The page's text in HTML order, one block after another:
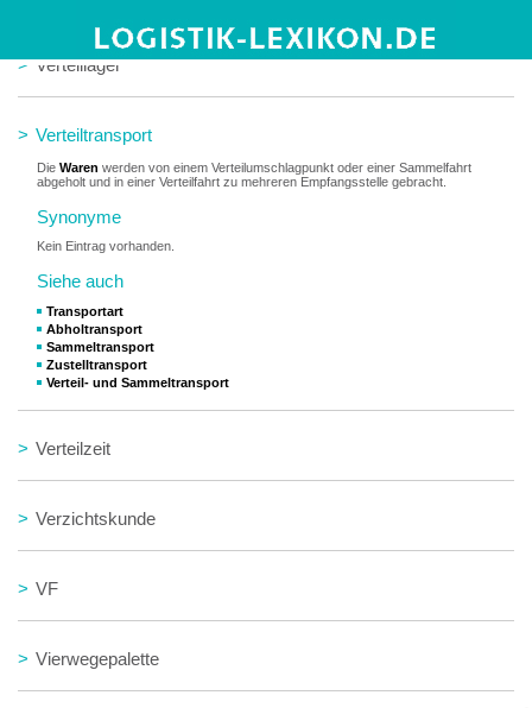
> Verteillager
> Verteiltransport
Die Waren werden von einem Verteilumschlagpunkt oder einer Sammelfahrt
abgeholt und in einer Verteilfahrt zu mehreren Empfangsstelle gebracht.
Synonyme
Kein Eintrag vorhanden.
Siehe auch
Transportart
Abholtransport
Sammeltransport
Zustelltransport
Verteil- und Sammeltransport
> Verteilzeit
> Verzichtskunde
> VF
> Vierwegepalette